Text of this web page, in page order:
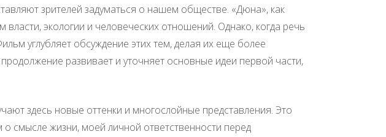
зрителей задуматься о нашем обществе. «Дюна», как
экологии и человеческих отношений. Однако, когда речь
углубляет обсуждение этих тем, делая их еще более
развивает и уточняет основные идеи первой части,
здесь новые оттенки и многослойные представления. Это
смысле жизни, моей личной ответственности перед